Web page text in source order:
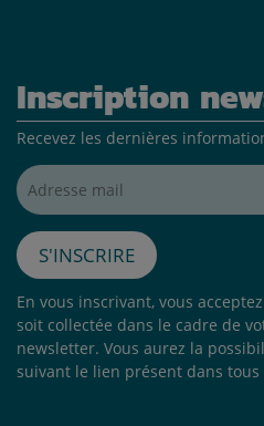
Inscription
Recevez les dernières
Adresse mail*
S'inscrire
En vous inscrivant, vous
soit collectée dans le cadre de
newsletter. Vous aurez la
suivant le lien présent dans tous